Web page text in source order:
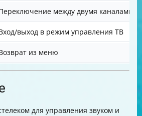
между двумя каналами
выход в режим управления ТВ
из меню
для управления звуком и